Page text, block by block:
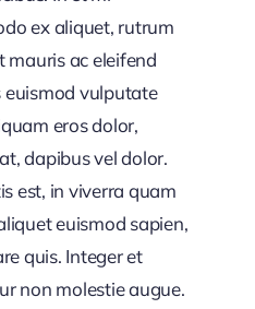
ex aliquet, rutrum
mauris ac eleifend
euismod vulputate
eros dolor,
dapibus vel dolor.
est, in viverra quam
euismod sapien,
quis. Integer et
non molestie augue.